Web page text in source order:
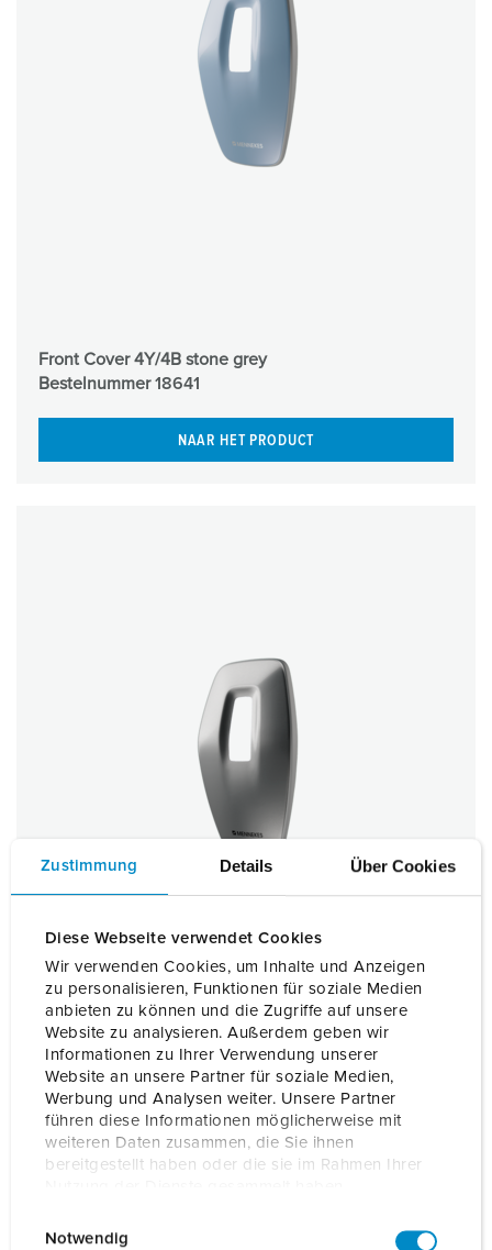
Zustimmung Details Über Cookies
Diese Webseite verwendet Cookies
Wir verwenden Cookies, um Inhalte und Anzeigen
zu personalisieren, Funktionen für soziale Medien
anbieten zu können und die Zugriffe auf unsere
Website zu analysieren. Außerdem geben wir
Informationen zu Ihrer Verwendung unserer
Website an unsere Partner für soziale Medien,
Werbung und Analysen weiter. Unsere Partner
führen diese Informationen möglicherweise mit
weiteren Daten zusammen, die Sie ihnen
bereitgestellt haben oder die sie im Rahmen Ihrer
Notwendig
Front Cover 4Y/4B stone grey
Bestelnummer18641
NAAR HET PRODUCT
Front Cover 4Y/4B moon silver
Bestelnummer18642
NAAR HET PRODUCT